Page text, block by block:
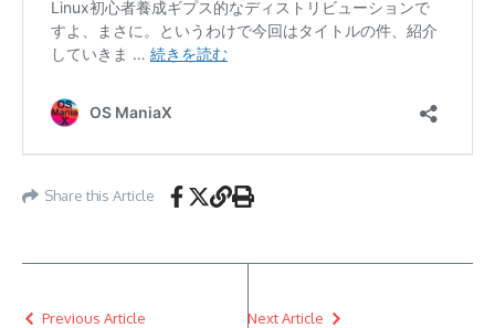
Share this Article
Previous Article Next Article